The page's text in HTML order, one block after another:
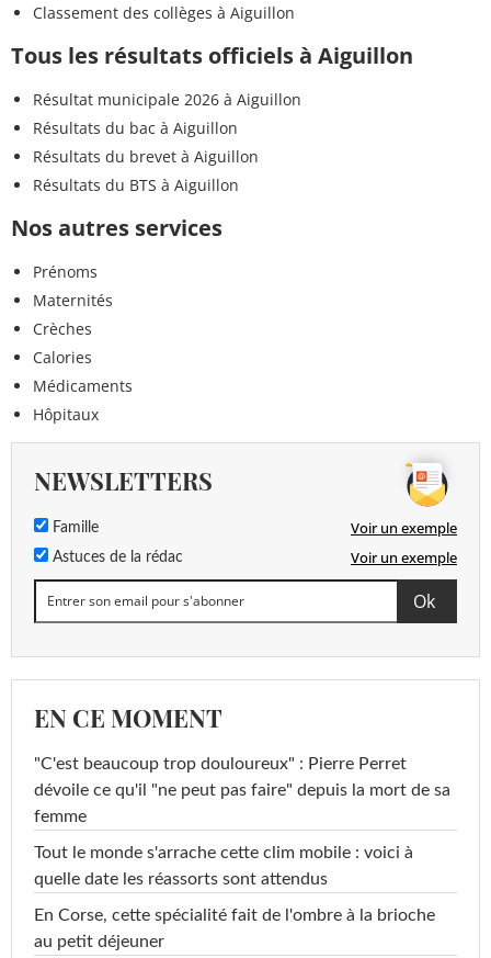
Classement des collèges à Aiguillon
Tous les résultats officiels à Aiguillon
Résultat municipale 2026 à Aiguillon
Résultats du bac à Aiguillon
Résultats du brevet à Aiguillon
Résultats du BTS à Aiguillon
Nos autres services
Prénoms
Maternités
Crèches
Calories
Médicaments
Hôpitaux
NEWSLETTERS
Famille Voir un exemple
Astuces de la rédac Voir un exemple
EN CE MOMENT
"C'est beaucoup trop douloureux" : Pierre Perret
dévoile ce qu'il "ne peut pas faire" depuis la mort de sa
femme
Tout le monde s'arrache cette clim mobile : voici à
quelle date les réassorts sont attendus
En Corse, cette spécialité fait de l'ombre à la brioche
au petit déjeuner